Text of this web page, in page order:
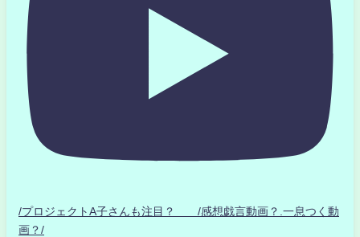
/プロジェクトA子さんも注目？ /感想戯言動画？.一息つく動
画？/